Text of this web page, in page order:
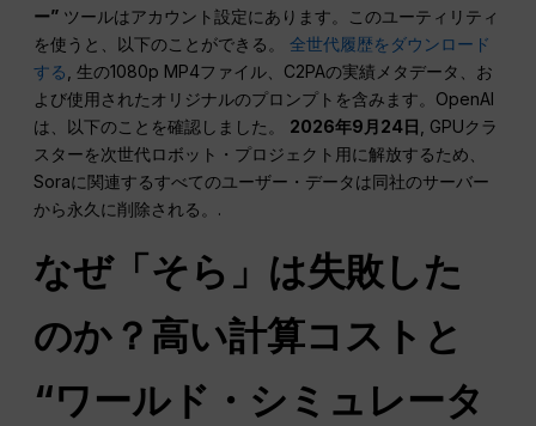
ー” ツールはアカウント設定にあります。このユーティリティ
を使うと、以下のことができる。全世代履歴をダウンロード
する , 生の1080p MP4ファイル、C2PAの実績メタデータ、お
よび使用されたオリジナルのプロンプトを含みます。OpenAI
は、以下のことを確認しました。 2026年9月24日
, GPUクラ
スターを次世代ロボット・プロジェクト用に解放するため、
Soraに関連するすべてのユーザー・データは同社のサーバー
から永久に削除される。.
なぜ「そら」は失敗した
のか？高い計算コストと
“ワールド・シミュレータ